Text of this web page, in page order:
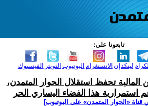
تابعونا على:
الفيسبوك التويتر اليوتيوب الانستغرام لينكدإن
المالية تحفظ استقلال الحوار المتمدن،
استمرارية هذا الفضاء اليساري الحر
‫«الحوار المتمدن» على اليوتيوب]